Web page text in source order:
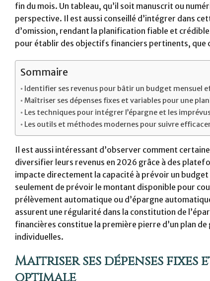
fin du mois. Un tableau, qu’il soit manuscrit ou
perspective. Il est aussi conseillé d’intégrer dans
d’omission, rendant la planification fiable et
pour établir des objectifs financiers pertinents,
Sommaire
Identifier ses revenus pour bâtir un budget mensuel
Maîtriser ses dépenses fixes et variables pour une
Les techniques pour intégrer l’épargne et les
Les outils et méthodes modernes pour suivre
Il est aussi intéressant d’observer comment
diversifier leurs revenus en 2026 grâce à des
impacte directement la capacité à prévoir un
seulement de prévoir le montant disponible pour
prélèvement automatique ou d’épargne
assurent une régularité dans la constitution de
financières constitue la première pierre d’un plan
individuelles.
Maîtriser ses dépenses